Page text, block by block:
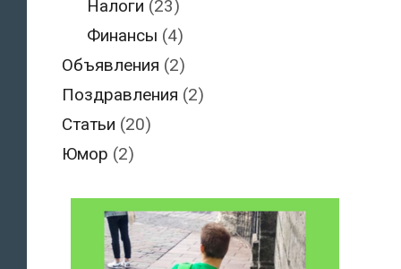
Налоги (23)
Финансы (4)
Объявления (2)
Поздравления (2)
Статьи (20)
Юмор (2)